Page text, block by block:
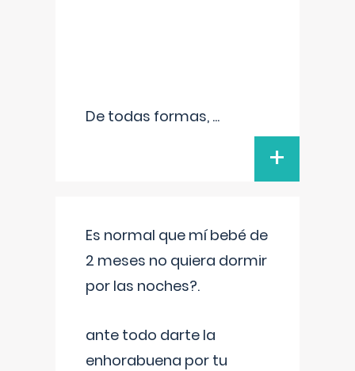
De todas formas, ...
+
Es normal que mí bebé de
2 meses no quiera dormir
por las noches?.
ante todo darte la
enhorabuena por tu